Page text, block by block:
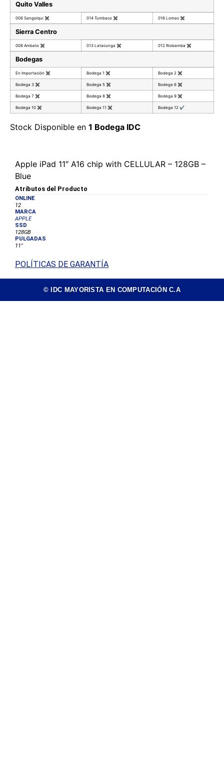
Quito Valles
006 Sangolqui ✖ 014 Tumbaco ✖ 016 Lomas ✖
Sierra Centro
008 Ambato ✖ 013 Latacunga ✖ 012 Riobamba ✖
Bodegas
En Importación ✖ Bodega 1 ✖ Bodega 2 ✖
Bodega 3 ✖ Bodega 5 ✖ Bodega 6 ✖
Bodega 7 ✖ Bodega 8 ✖ Bodega 9 ✖
Bodega 10 ✖ Bodega 11 ✖ Bodega 12 ✔
Stock Disponible en 1 Bodega IDC
Apple iPad 11″ A16 chip with CELLULAR – 128GB –
Blue
Atributos del Producto
ONLINE
12
MARCA
APPLE
SSD
128GB
PULGADAS
11"
POLÍTICAS DE GARANTÍA
© IDC MAYORISTA EN COMPUTACIÓN C.A